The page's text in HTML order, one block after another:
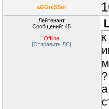
aGGreSSor
Лейтенант
Сообщений: 45
Offline
[Отправить ЛС]
?